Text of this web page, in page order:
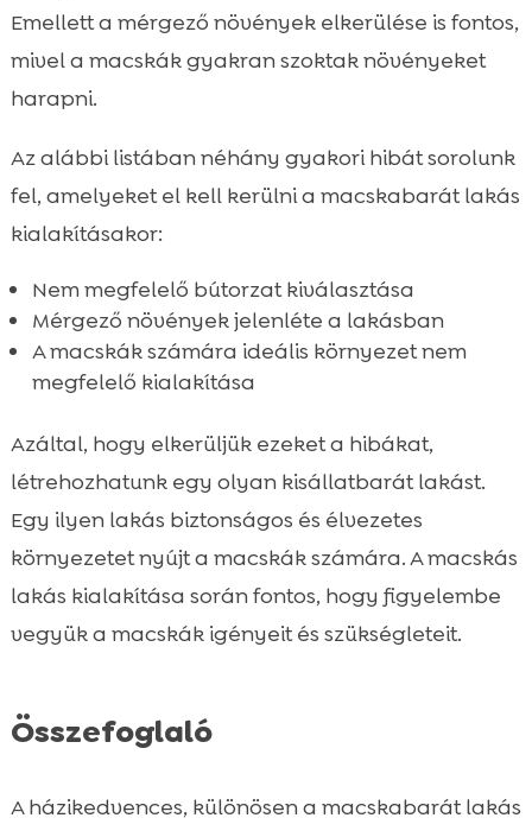
Emellett a mérgező növények elkerülése is fontos,
mivel a macskák gyakran szoktak növényeket
harapni.
Az alábbi listában néhány gyakori hibát sorolunk
fel, amelyeket el kell kerülni a macskabarát lakás
kialakításakor:
Nem megfelelő bútorzat kiválasztása
Mérgező növények jelenléte a lakásban
A macskák számára ideális környezet nem
megfelelő kialakítása
Azáltal, hogy elkerüljük ezeket a hibákat,
létrehozhatunk egy olyan kisállatbarát lakást.
Egy ilyen lakás biztonságos és élvezetes
környezetet nyújt a macskák számára. A macskás
lakás kialakítása során fontos, hogy figyelembe
vegyük a macskák igényeit és szükségleteit.
Összefoglaló
A házikedvences, különösen a macskabarát lakás